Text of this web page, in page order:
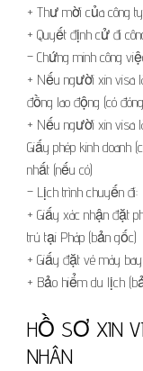
+ Thư mời của công
+ Quyết định cử đi
– Chứng minh công
+ Nếu người xin visa
đồng lao động (có
+ Nếu người xin visa
Giấy phép kinh doanh
nhất (nếu có)
– Lịch trình chuyến đi:
+ Giấy xác nhận đặt
trú tại Pháp (bản gốc)
+ Giấy đặt vé máy
+ Bảo hiểm du lịch
HỒ SƠ XIN
NHÂN